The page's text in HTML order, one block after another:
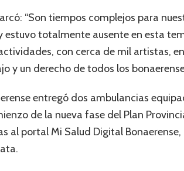
“Son tiempos complejos para
estuvo totalmente ausente en esta
con cerca de mil artistas,
y un derecho de todos los
entregó dos ambulancias
de la nueva fase del Plan
al portal Mi Salud Digital